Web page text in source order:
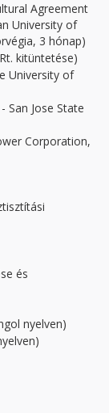
Agreement
University of
3 hónap)
kitüntetése)
University of
San Jose State
Corporation,
és
nyelven)